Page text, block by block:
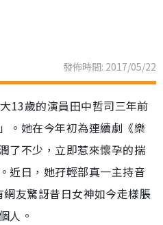
發佈時間: 2017/05/22
13歲的演員田中哲司三年前
。她在今年初為連續劇《樂
了不少，立即惹來懷孕的揣
近日，她孖輕部真一主持音
友驚訝昔日女神如今走樣脹
人。